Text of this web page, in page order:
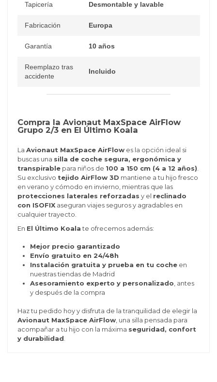
Tapicería Desmontable y lavable
Fabricación Europa
Garantía 10 años
Reemplazo tras
accidente
Incluido
Compra la Avionaut MaxSpace AirFlow
Grupo 2/3 en El Último Koala
La Avionaut MaxSpace AirFlowes la opción ideal si
buscas una silla de coche segura, ergonómica y
transpirablepara niños de 100 a 150 cm (4 a 12 años)
Su exclusivo tejido AirFlow 3D mantiene a tu hijo fresco
en verano y cómodo en invierno, mientras que las
protecciones laterales reforzadas y el reclinado
con ISOFIXaseguran viajes seguros y agradables en
cualquier trayecto.
En El Último Koalate ofrecemos además:
Mejor precio garantizado
Envío gratuito en 24/48h
Instalación gratuita y prueba en tu cocheen
nuestras tiendas de Madrid
Asesoramiento experto y personalizado, antes
y después de la compra
Haz tu pedido hoy y disfruta de la tranquilidad de elegir la
Avionaut MaxSpace AirFlow, una silla pensada para
acompañar a tu hijo con la máxima seguridad, confort
y durabilidad